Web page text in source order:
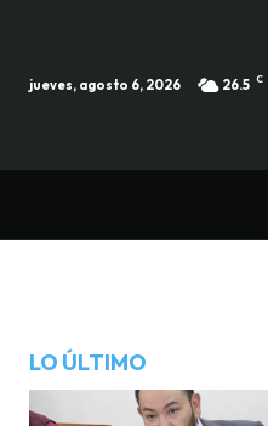
jueves, agosto 6, 2026 26.5 C
LO ÚLTIMO